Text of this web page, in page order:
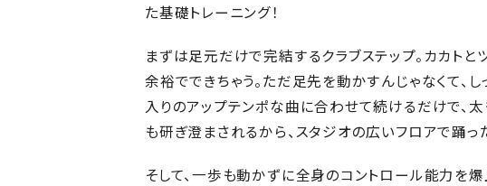
た基礎トレーニング！
まずは足元だけで完結するクラブステップ。カカト
余裕でできちゃう。ただ足先を動かすんじゃなくて、
入りのアップテンポな曲に合わせて続けるだけで、
も研ぎ澄まされるから、スタジオの広いフロアで踊っ
そして、一歩も動かずに全身のコントロール能力を